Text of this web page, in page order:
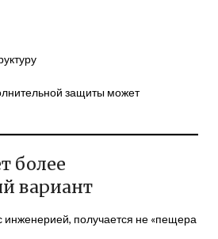
защиты может
более
вариант
инженерией, получается не «пещера